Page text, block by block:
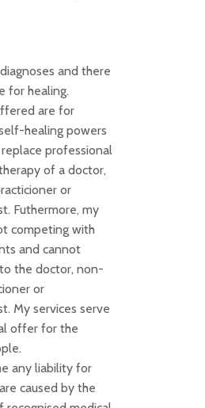
and there
for healing.
are for
healing powers
professional
of a doctor,
or
Futhermore, my
competing with
and cannot
the doctor, non-
or
My services serve
offer for the
any liability for
caused by the